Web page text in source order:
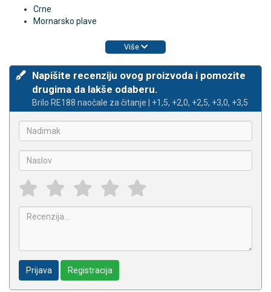
Crne
Mornarsko plave
Više
Napišite recenziju ovog proizvoda i pomozite
drugima da lakše odaberu.
Brilo RE188 naočale za čitanje | +1,5, +2,0, +2,5, +3,0, +3,5
Prijava Registracija